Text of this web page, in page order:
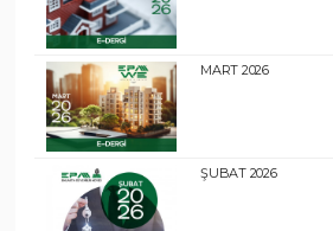
MART 2026
ŞUBAT 2026